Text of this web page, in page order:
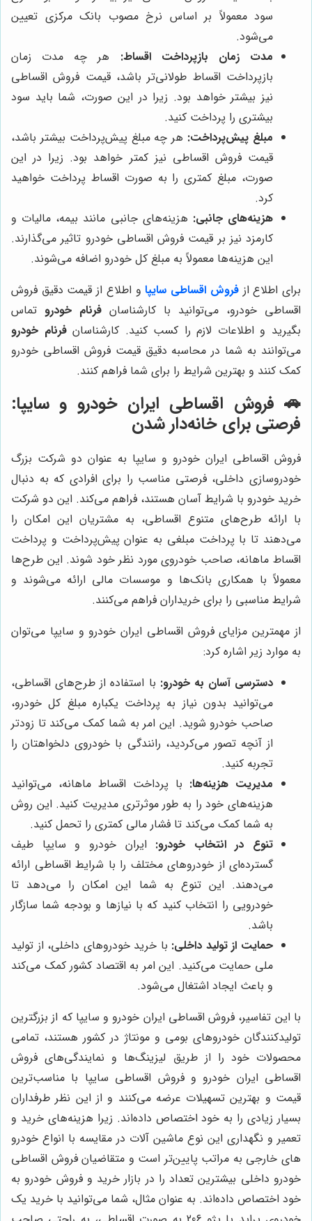
سود معمولاً بر اساس نرخ مصوب بانک مرکزی تعیین
می‌شود.
مدت زمان بازپرداخت اقساط: هر چه مدت زمان
بازپرداخت اقساط طولانی‌تر باشد، قیمت فروش اقساطی
نیز بیشتر خواهد بود. زیرا در این صورت، شما باید سود
بیشتری را پرداخت کنید.
مبلغ پیش‌پرداخت: هر چه مبلغ پیش‌پرداخت بیشتر باشد،
قیمت فروش اقساطی نیز کمتر خواهد بود. زیرا در این
صورت، مبلغ کمتری را به صورت اقساط پرداخت خواهید
کرد.
هزینه‌های جانبی: هزینه‌های جانبی مانند بیمه، مالیات و
کارمزد نیز بر قیمت فروش اقساطی خودرو تاثیر می‌گذارند.
این هزینه‌ها معمولاً به مبلغ کل خودرو اضافه می‌شوند.
برای اطلاع ازفروش اقساطی سایپاو اطلاع از قیمت دقیق فروش
اقساطی خودرو، می‌توانید با کارشناسان فرنام خودرو تماس
بگیرید و اطلاعات لازم را کسب کنید. کارشناسانفرنام خودرو
می‌توانند به شما در محاسبه دقیق قیمت فروش اقساطی خودرو
کمک کنند و بهترین شرایط را برای شما فراهم کنند.
🚗 فروش اقساطی ایران خودرو و سایپا:
فرصتی برای خانه‌دار شدن
فروش اقساطی ایران خودرو و سایپا به عنوان دو شرکت بزرگ
خودروسازی داخلی، فرصتی مناسب را برای افرادی که به دنبال
خرید خودرو با شرایط آسان هستند، فراهم می‌کند. این دو شرکت
با ارائه طرح‌های متنوع اقساطی، به مشتریان این امکان را
می‌دهند تا با پرداخت مبلغی به عنوان پیش‌پرداخت و پرداخت
اقساط ماهانه، صاحب خودروی مورد نظر خود شوند. این طرح‌ها
معمولاً با همکاری بانک‌ها و موسسات مالی ارائه می‌شوند و
شرایط مناسبی را برای خریداران فراهم می‌کنند.
از مهمترین مزایای فروش اقساطی ایران خودرو و سایپا می‌توان
به موارد زیر اشاره کرد:
دسترسی آسان به خودرو: با استفاده از طرح‌های اقساطی،
می‌توانید بدون نیاز به پرداخت یکباره مبلغ کل خودرو،
صاحب خودرو شوید. این امر به شما کمک می‌کند تا زودتر
از آنچه تصور می‌کردید، رانندگی با خودروی دلخواهتان را
تجربه کنید.
مدیریت هزینه‌ها: با پرداخت اقساط ماهانه، می‌توانید
هزینه‌های خود را به طور موثرتری مدیریت کنید. این روش
به شما کمک می‌کند تا فشار مالی کمتری را تحمل کنید.
تنوع در انتخاب خودرو: ایران خودرو و سایپا طیف
گسترده‌ای از خودروهای مختلف را با شرایط اقساطی ارائه
می‌دهند. این تنوع به شما این امکان را می‌دهد تا
خودرویی را انتخاب کنید که با نیازها و بودجه شما سازگار
باشد.
حمایت از تولید داخلی: با خرید خودروهای داخلی، از تولید
ملی حمایت می‌کنید. این امر به اقتصاد کشور کمک می‌کند
و باعث ایجاد اشتغال می‌شود.
با این تفاسیر، فروش اقساطی ایران خودرو و سایپا که از بزرگترین
تولیدکنندگان خودروهای بومی و مونتاژ در کشور هستند، تمامی
محصولات خود را از طریق لیزینگ‌ها و نمایندگی‌های فروش
اقساطی ایران خودرو و فروش اقساطی سایپا با مناسب‌ترین
قیمت و بهترین تسهیلات عرضه می‌کنند و از این نظر طرفداران
بسیار زیادی را به خود اختصاص داده‌اند. زیرا هزینه‌های خرید و
تعمیر و نگهداری این نوع ماشین آلات در مقایسه با انواع خودرو
های خارجی به مراتب پایین‌تر است و متقاضیان فروش اقساطی
خودرو داخلی بیشترین تعداد را در بازار خرید و فروش خودرو به
خود اختصاص داده‌اند. به عنوان مثال، شما می‌توانید با خرید یک